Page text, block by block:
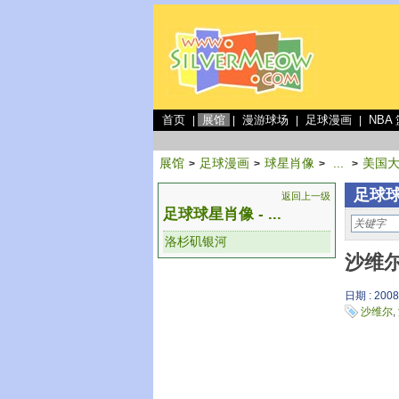
首页 展馆 漫游球场 足球漫画 NBA
展馆 > 足球漫画 > 球星肖像 > > 美国
返回上一级
足球球星肖像 - ...
洛杉矶银河
足球
沙维
日期 :
沙维尔,